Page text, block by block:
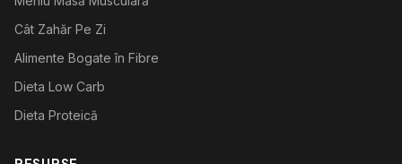
Cât Zahăr Pe Zi
Alimente Bogate în Fibre
Dieta Low Carb
Dieta Proteică